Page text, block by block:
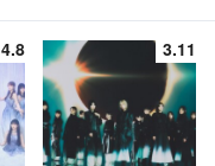
4.8 3.11